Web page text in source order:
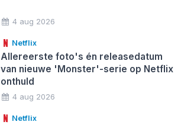
4 aug 2026
Netflix
Allereerste foto's én releasedatum
van nieuwe 'Monster'-serie op Netflix
onthuld
4 aug 2026
Netflix